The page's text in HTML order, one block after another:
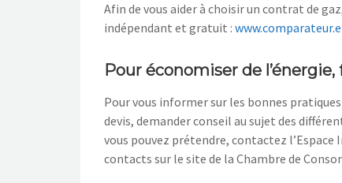
Afin de vous aider à choisir un contrat de
indépendant et gratuit :
Pour économiser de
Pour vous informer sur les bonnes
devis, demander conseil au sujet des
vous pouvez prétendre, contactez
contacts sur le site de la Chambre de